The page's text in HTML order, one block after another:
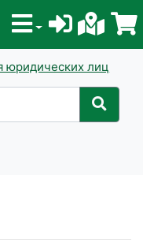
юридических лиц